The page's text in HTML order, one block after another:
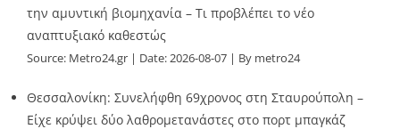
την αμυντική βιομηχανία – Τι προβλέπει το νέο
αναπτυξιακό καθεστώς
Source: Metro24.gr Date: 2026-08-07 By metro24
Θεσσαλονίκη: Συνελήφθη 69χρονος στη Σταυρούπολη –
Είχε κρύψει δύο λαθρομετανάστες στο πορτ μπαγκάζ